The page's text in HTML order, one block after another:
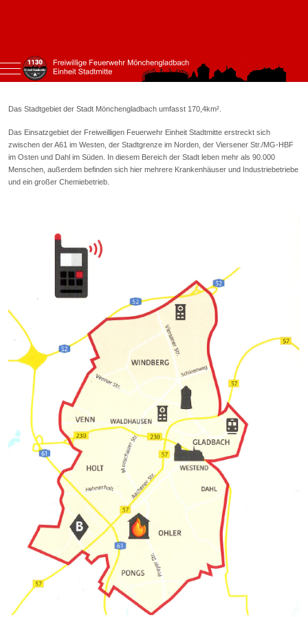
Mobile Menu Toggle
Das Stadtgebiet der Stadt Mönchengladbach umfasst 170,4km².
Das Einsatzgebiet der Freiweilligen Feuerwehr Einheit Stadtmitte erstreckt sich
zwischen der A61 im Westen, der Stadtgrenze im Norden, der Viersener Str./MG-HBF
im Osten und Dahl im Süden. In diesem Bereich der Stadt leben mehr als 90.000
Menschen, außerdem befinden sich hier mehrere Krankenhäuser und Industriebetriebe
und ein großer Chemiebetrieb.